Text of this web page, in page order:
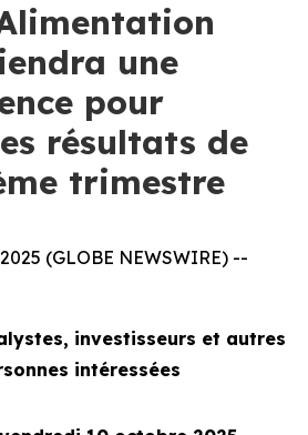
une
pour
résultats de
trimestre
(GLOBE NEWSWIRE) --
investisseurs et autres
intéressées